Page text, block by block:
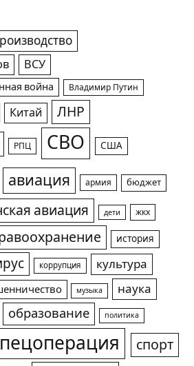
ВСУ
война Владимир Путин
Китай ЛНР
РПЦ СВО США
авиация армия бюджет
авиация дети жкх
история
коррупция
культура
музыка
наука
образование политика
спорт